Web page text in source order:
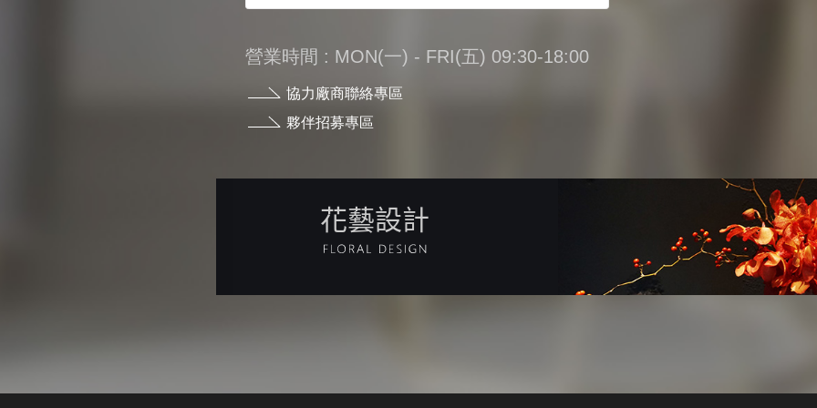
營業時間 : MON(一) - FRI(五) 09:30-18:00
協力廠商聯絡專區
夥伴招募專區
花藝設計